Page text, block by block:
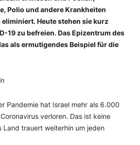
Polio und andere Krankheiten
Heute stehen sie kurz
19 zu befreien. Das Epizentrum des
als ermutigendes Beispiel für die
Pandemie hat Israel mehr als 6.000
verloren. Das ist keine
Land trauert weiterhin um jeden